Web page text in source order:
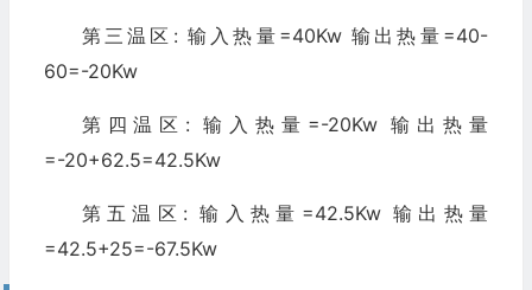
第三温区: 输入热量=40Kw 输出热量=40-
60=-20Kw
第四温区: 输入热量=-20Kw 输出热量
=-20+62.5=42.5Kw
第五温区: 输入热量=42.5Kw 输出热量
=42.5+25=-67.5Kw